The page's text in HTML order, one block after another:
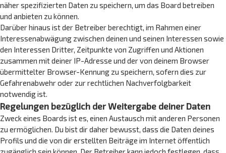
näher spezifizierten Daten zu speichern, um das Board betreiben
und anbieten zu können.
Darüber hinaus ist der Betreiber berechtigt, im Rahmen einer
Interessenabwägung zwischen deinen und seinen Interessen sowie
den Interessen Dritter, Zeitpunkte von Zugriffen und Aktionen
zusammen mit deiner IP-Adresse und der von deinem Browser
übermittelter Browser-Kennung zu speichern, sofern dies zur
Gefahrenabwehr oder zur rechtlichen Nachverfolgbarkeit
notwendig ist.
Regelungen bezüglich der Weitergabe deiner Daten
Zweck eines Boards ist es, einen Austausch mit anderen Personen
zu ermöglichen. Du bist dir daher bewusst, dass die Daten deines
Profils und die von dir erstellten Beiträge im Internet öffentlich